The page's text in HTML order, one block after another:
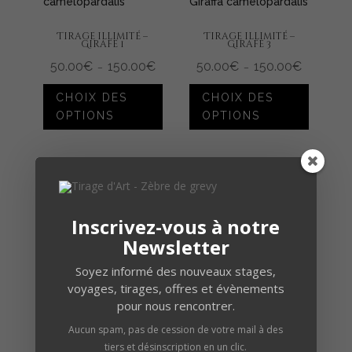
Tirage illimité –
Girafe 1
50.00€ – 150.00€Plage
de
prix :
CHOIX DES
OPTIONS
Ce
Les
peuvent
être
choisies
sur
la
page
du
Tirage illimité –
Girafe 3
50.00€ – 150.00€
prix :
CHOIX DES
OPTIONS
Ce
Nos clients ont adoré
nos produits
Inscrivez-vous à notre
Newsletter
Soyez informé des nouveaux stages,
voyages, tirages, offres et évènements
pour nous rencontrer.
Aucun spam, pas de cession de votre mail à des
tiers et désinscription en un clic.